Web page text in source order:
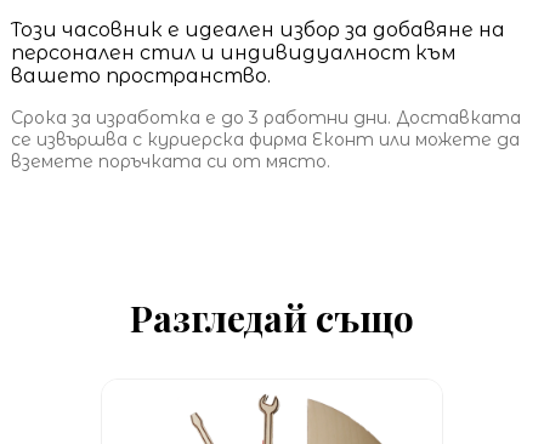
Този часовник е идеален избор за добавяне на
персонален стил и индивидуалност към
вашето пространство.
Срока за изработка е до 3 работни дни. Доставката
се извършва с куриерска фирма Еконт или можете да
вземете поръчката си от място.
Разгледай също